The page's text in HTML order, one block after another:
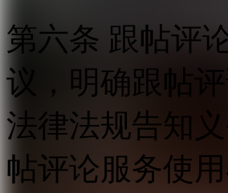
第六条 跟帖评
议，明确跟帖
法律法规告知
帖评论服务使